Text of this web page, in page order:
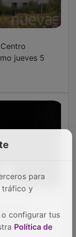
jueves 5
en el
de
para
tráfico y
configurar tus
Política de